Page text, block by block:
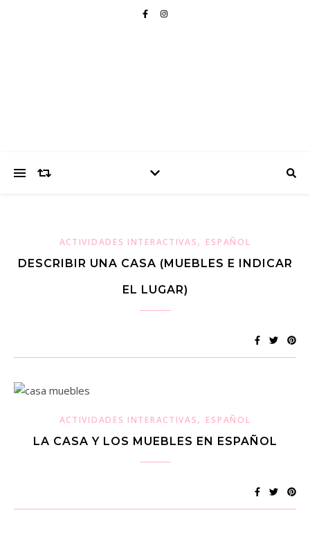
ACTIVIDADES INTERACTIVAS, ESPAÑOL
DESCRIBIR UNA CASA (MUEBLES E INDICAR
EL LUGAR)
ACTIVIDADES INTERACTIVAS, ESPAÑOL
LA CASA Y LOS MUEBLES EN ESPAÑOL